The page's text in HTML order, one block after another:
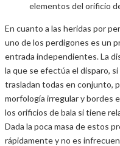
elementos del orificio
En cuanto a las heridas por
uno de los perdigones es un
entrada independientes. La
la que se efectúa el disparo,
trasladan todas en conjunto,
morfología irregular y bordes
los orificios de bala si tiene
Dada la poca masa de estos
rápidamente y no es